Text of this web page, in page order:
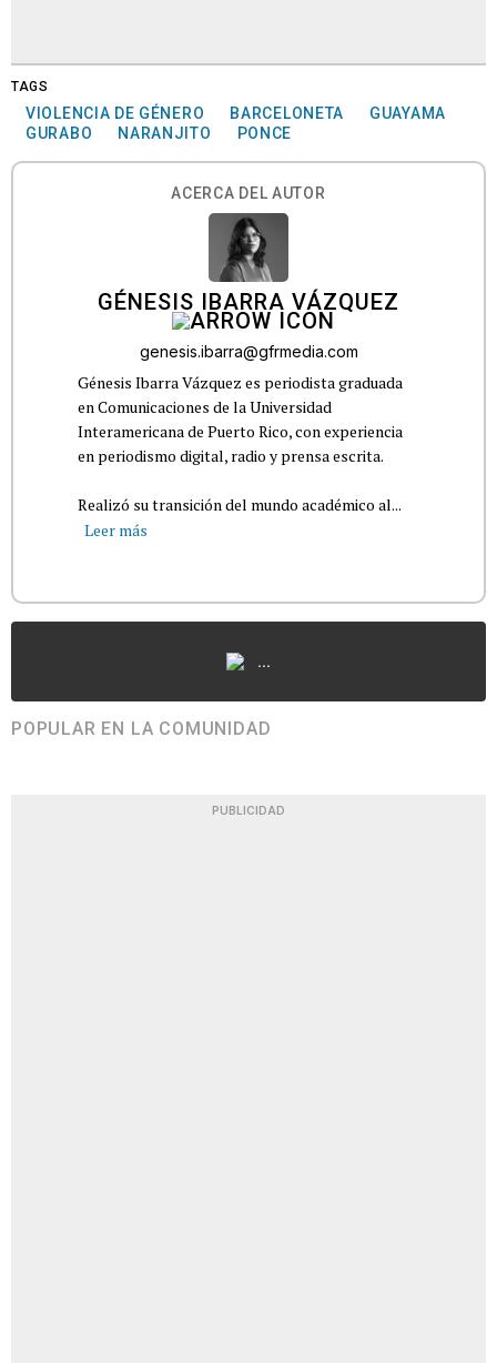
TAGS
VIOLENCIA DE GÉNERO BARCELONETA
GUAYAMA
GURABO
NARANJITO PONCE
ACERCA DEL AUTOR
GÉNESIS IBARRA VÁZQUEZ
genesis.ibarra@gfrmedia.com
Génesis Ibarra Vázquez es periodista graduada
en Comunicaciones de la Universidad
Interamericana de Puerto Rico, con experiencia
en periodismo digital, radio y prensa escrita.
Realizó su transición del mundo académico al...
Leer más
...
POPULAR EN LA COMUNIDAD
PUBLICIDAD